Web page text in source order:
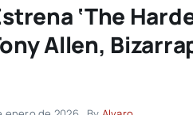
‘The
Allen,